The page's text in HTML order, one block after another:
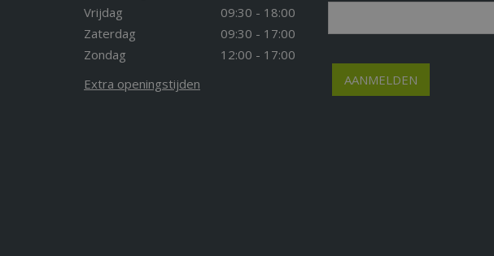
Vrijdag
09:30 - 18:00
Zaterdag
09:30 - 17:00
Zondag
12:00 - 17:00
Extra openingstijden